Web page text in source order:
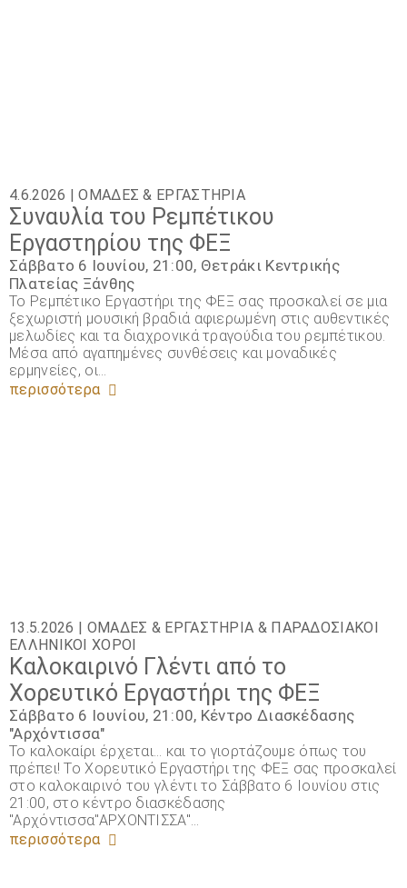
4.6.2026 |ΟΜΆΔΕΣ & ΕΡΓΑΣΤΉΡΙΑ
Συναυλία του Ρεμπέτικου
Εργαστηρίου της ΦΕΞ
Σάββατο 6 Ιουνίου, 21:00, Θετράκι Κεντρικής
Πλατείας Ξάνθης
Το Ρεμπέτικο Εργαστήρι της ΦΕΞ σας προσκαλεί σε μια
ξεχωριστή μουσική βραδιά αφιερωμένη στις αυθεντικές
μελωδίες και τα διαχρονικά τραγούδια του ρεμπέτικου.
Μέσα από αγαπημένες συνθέσεις και μοναδικές
ερμηνείες, οι…
περισσότερα
13.5.2026 | ΟΜΆΔΕΣ & ΕΡΓΑΣΤΉΡΙΑ & ΠΑΡΑΔΟΣΙΑΚΟΊ
ΕΛΛΗΝΙΚΟΊ ΧΟΡΟΊ
Καλoκαιρινό Γλέντι από το
Χορευτικό Εργαστήρι της ΦΕΞ
Σάββατο 6 Ιουνίου, 21:00, Κέντρο Διασκέδασης
"Αρχόντισσα"
Το καλοκαίρι έρχεται… και το γιορτάζουμε όπως του
πρέπει! Το Χορευτικό Εργαστήρι της ΦΕΞ σας προσκαλεί
στο καλοκαιρινό του γλέντι το Σάββατο 6 Ιουνίου στις
21:00, στο κέντρο διασκέδασης
"Αρχόντισσα"ΑΡΧΟΝΤΙΣΣΑ"…
περισσότερα